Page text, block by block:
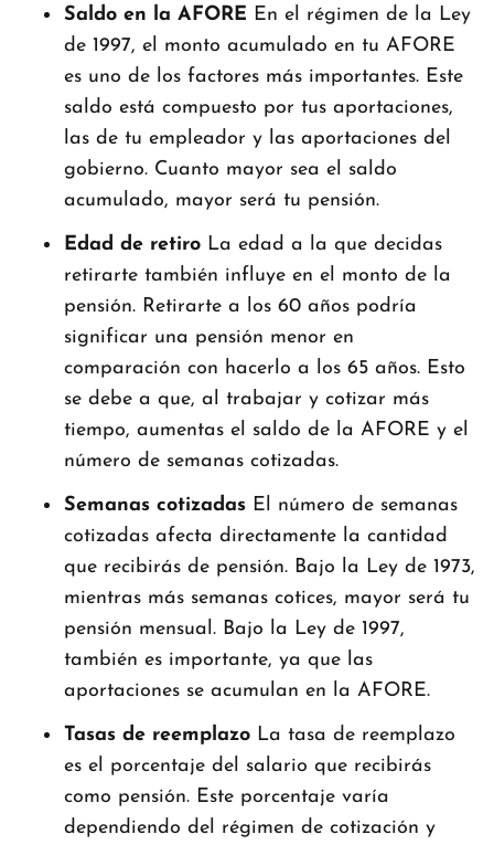
Saldo en la AFORE En el régimen de la Ley
de 1997, el monto acumulado en tu AFORE
es uno de los factores más importantes. Este
saldo está compuesto por tus aportaciones,
las de tu empleador y las aportaciones del
gobierno. Cuanto mayor sea el saldo
acumulado, mayor será tu pensión.
Edad de retiro La edad a la que decidas
retirarte también influye en el monto de la
pensión. Retirarte a los 60 años podría
significar una pensión menor en
comparación con hacerlo a los 65 años. Esto
se debe a que, al trabajar y cotizar más
tiempo, aumentas el saldo de la AFORE y el
número de semanas cotizadas.
Semanas cotizadas El número de semanas
cotizadas afecta directamente la cantidad
que recibirás de pensión. Bajo la Ley de 1973,
mientras más semanas cotices, mayor será tu
pensión mensual. Bajo la Ley de 1997,
también es importante, ya que las
aportaciones se acumulan en la AFORE.
Tasas de reemplazo La tasa de reemplazo
es el porcentaje del salario que recibirás
como pensión. Este porcentaje varía
dependiendo del régimen de cotización y